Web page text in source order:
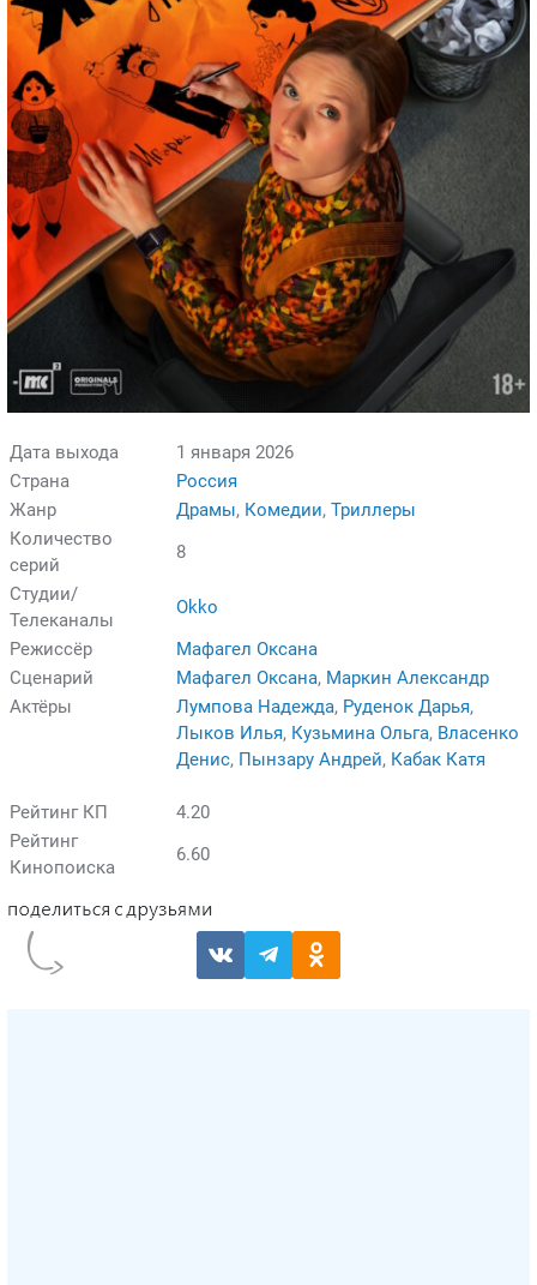
Дата выхода
1 января 2026
Страна
Россия
Жанр
Драмы, Комедии, Триллеры
Количество
серий
8
Студии/
Телеканалы
Okko
Режиссёр
Мафагел Оксана
Сценарий
Мафагел Оксана, Маркин Александр
Актёры
Лумпова Надежда, Руденок Дарья,
Лыков Илья, Кузьмина Ольга, Власенко
Денис, Пынзару Андрей, Кабак Катя
Рейтинг КП
4.20
Рейтинг
Кинопоиска
6.60